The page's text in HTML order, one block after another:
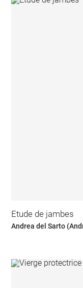
Etude de jambes